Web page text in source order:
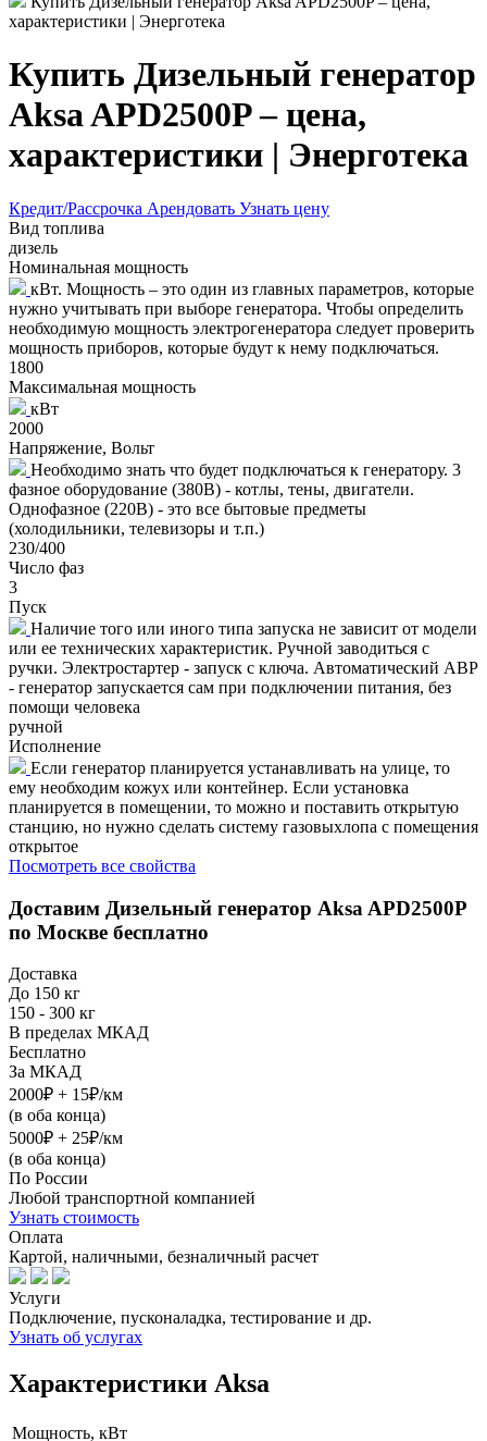
характеристики | Энерготека
Купить Дизельный генератор
Aksa APD2500P – цена,
характеристики | Энерготека
Кредит/Рассрочка Арендовать Узнать цену
Вид топлива
дизель
Номинальная мощность
кВт. Мощность – это один из главных параметров, которые
нужно учитывать при выборе генератора. Чтобы определить
необходимую мощность электрогенератора следует проверить
мощность приборов, которые будут к нему подключаться.
1800
Максимальная мощность
кВт
2000
Напряжение, Вольт
Необходимо знать что будет подключаться к генератору. 3
фазное оборудование (380В) - котлы, тены, двигатели.
Однофазное (220В) - это все бытовые предметы
(холодильники, телевизоры и т.п.)
230/400
Число фаз
3
Пуск
Наличие того или иного типа запуска не зависит от модели
или ее технических характеристик. Ручной заводиться с
ручки. Электростартер - запуск с ключа. Автоматический АВР
- генератор запускается сам при подключении питания, без
помощи человека
ручной
Исполнение
Если генератор планируется устанавливать на улице, то
ему необходим кожух или контейнер. Если установка
планируется в помещении, то можно и поставить открытую
станцию, но нужно сделать систему газовыхлопа с помещения
открытое
Посмотреть все свойства
Доставим Дизельный генератор Aksa APD2500P
по Москве бесплатно
Доставка
До 150 кг
150 - 300 кг
В пределах МКАД
Бесплатно
За МКАД
2000₽ + 15₽/км
(в оба конца)
5000₽ + 25₽/км
(в оба конца)
По России
Любой транспортной компанией
Узнать стоимость
Оплата
Картой, наличными, безналичный расчет
Услуги
Подключение, пусконаладка, тестирование и др.
Узнать об услугах
Характеристики Aksa
Мощность, кВт